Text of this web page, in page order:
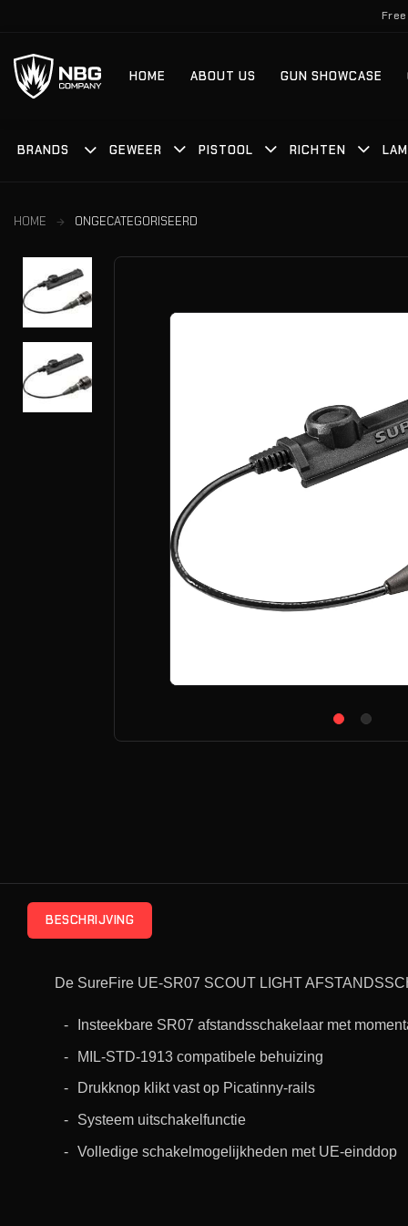
inhoud
HOME ABOUT US GUN SHOWCASE
BRANDS GEWEER PISTOOL RICHTEN
HOME ONGECATEGORISEERD
BESCHRIJVING
De SureFire UE-SR07 SCOUT LIGHT
Insteekbare SR07 afstandsschakelaar met
MIL-STD-1913 compatibele behuizing
Drukknop klikt vast op Picatinny-rails
Systeem uitschakelfunctie
Volledige schakelmogelijkheden met UE-einddop